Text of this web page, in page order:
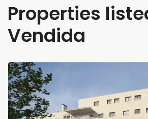
Properties
Vendida